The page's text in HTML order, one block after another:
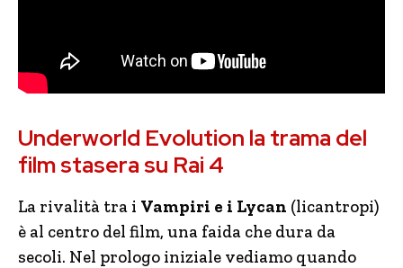
Underworld Evolution la trama del
film stasera su Rai 4
La rivalità tra i Vampiri e i Lycan (licantropi)
è al centro del film, una faida che dura da
secoli. Nel prologo iniziale vediamo quando